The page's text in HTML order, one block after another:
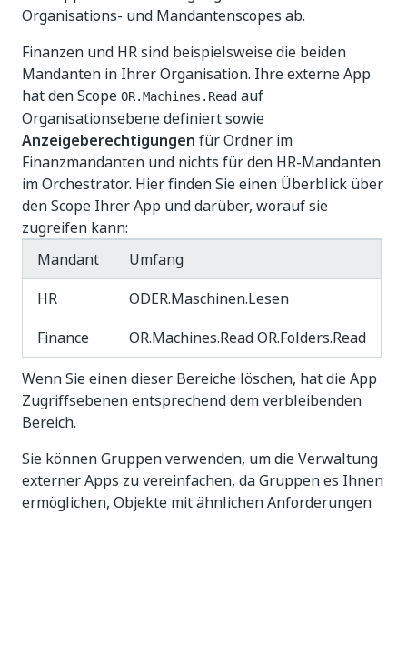
Organisations- und Mandantenscopes ab.
Finanzen und HR sind beispielsweise die beiden
Mandanten in Ihrer Organisation. Ihre externe App
hat den Scope OR.Machines.Read auf
Organisationsebene definiert sowie
Anzeigeberechtigungen für Ordner im
Finanzmandanten und nichts für den HR-Mandanten
im Orchestrator. Hier finden Sie einen Überblick über
den Scope Ihrer App und darüber, worauf sie
zugreifen kann:
Mandant
Umfang
HR
ODER.Maschinen.Lesen
Finance
OR.Machines.Read OR.Folders.Read
Wenn Sie einen dieser Bereiche löschen, hat die App
Zugriffsebenen entsprechend dem verbleibenden
Bereich.
Sie können Gruppen verwenden, um die Verwaltung
externer Apps zu vereinfachen, da Gruppen es Ihnen
ermöglichen, Objekte mit ähnlichen Anforderungen